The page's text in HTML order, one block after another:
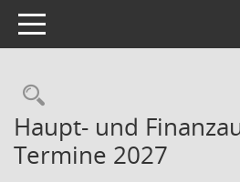
Toggle navigation
Rechercheauswahl
Haupt- und
Termine 2027